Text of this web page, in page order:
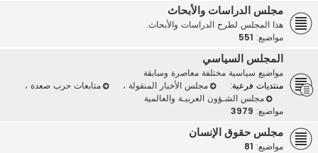
مجلس الدراسات والأبحاث
هذا المجلس لطرح الدراسات والأبحاث.
مواضيع: 551
المجلس السياسي
مواضيع سياسية مختلفة معاصرة وسابقة
منتديات فرعية:
مجلس الأخبار المنقولة ، متابعات حرب صعدة ،
مجلس الشـؤون العربيـة والعالمية
مواضيع: 3979
مجلس حقوق الإنسان
مواضيع: 81